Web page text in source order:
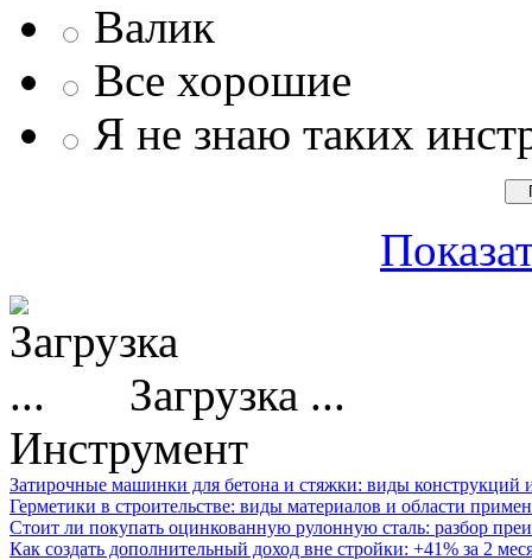
Валик
Все хорошие
Я не знаю таких
Загрузка ...
Инструмент
Затирочные машинки для бетона и стяжки: виды конструкций
Герметики в строительстве: виды материалов и области
Стоит ли покупать оцинкованную рулонную сталь: разбор
Как создать дополнительный доход вне стройки: +41% за 2